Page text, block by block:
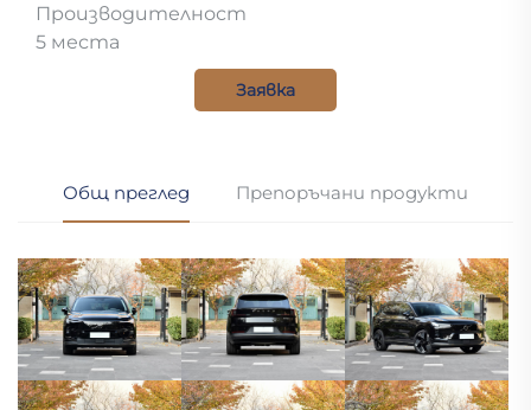
Производителност
5 места
Заявка
Общ преглед Препоръчани продукти